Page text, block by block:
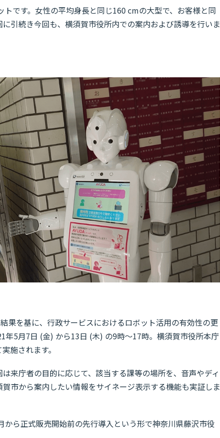
トです。女性の平均身長と同じ160 cmの大型で、お客様と同
引続き今回も、横須賀市役所内での案内および誘導を行いま
果を基に、行政サービスにおけるロボット活用の有効性の更
年5月7日 (金) から13日 (木) の9時～17時。横須賀市役所本庁
施されます。
来庁者の目的に応じて、該当する課等の場所を、音声やディ
市から案内したい情報をサイネージ表示する機能も実証しま
から正式販売開始前の先行導入という形で神奈川県藤沢市役